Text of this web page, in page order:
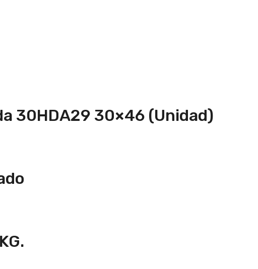
30HDA29 30×46 (Unidad)